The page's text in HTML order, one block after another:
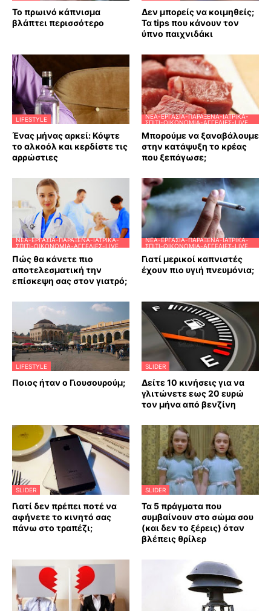
Το πρωινό κάπνισμα
βλάπτει περισσότερο
Δεν μπορείς να κοιμηθείς;
Τα tips που κάνουν τον
ύπνο παιχνιδάκι
LIFESTYLE
Ένας μήνας αρκεί: Κόψτε
το αλκοόλ και κερδίστε τις
αρρώστιες
ΝΈΑ-ΕΡΓΑΣΊΑ-ΠΑΡΆΞΕΝΑ-ΙΑΤΡΙΚΆ-
ΣΠΊΤΙ-ΟΙΚΟΝΟΜΊΑ-ΑΓΓΕΛΊΕΣ-LIVE
Μπορούμε να ξαναβάλουμε
στην κατάψυξη το κρέας
που ξεπάγωσε;
ΝΈΑ-ΕΡΓΑΣΊΑ-ΠΑΡΆΞΕΝΑ-ΙΑΤΡΙΚΆ-
ΣΠΊΤΙ-ΟΙΚΟΝΟΜΊΑ-ΑΓΓΕΛΊΕΣ-LIVE
Πώς θα κάνετε πιο
αποτελεσματική την
επίσκεψη σας στον γιατρό;
ΝΈΑ-ΕΡΓΑΣΊΑ-ΠΑΡΆΞΕΝΑ-ΙΑΤΡΙΚΆ-
ΣΠΊΤΙ-ΟΙΚΟΝΟΜΊΑ-ΑΓΓΕΛΊΕΣ-LIVE
Γιατί μερικοί καπνιστές
έχουν πιο υγιή πνευμόνια;
LIFESTYLE
Ποιος ήταν ο Γιουσουρούμ;
SLIDER
Δείτε 10 κινήσεις για να
γλιτώνετε εως 20 ευρώ
τον μήνα από βενζίνη
SLIDER
Γιατί δεν πρέπει ποτέ να
αφήνετε το κινητό σας
πάνω στο τραπέζι;
SLIDER
Τα 5 πράγματα που
συμβαίνουν στο σώμα σου
(και δεν το ξέρεις) όταν
βλέπεις θρίλερ